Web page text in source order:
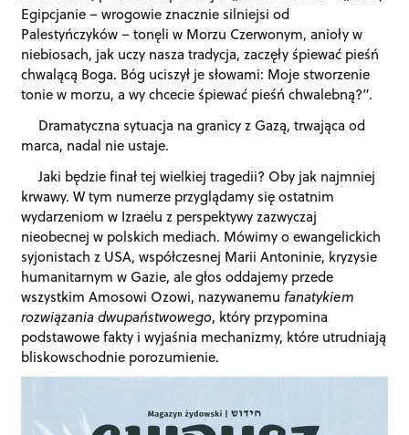
Egipcjanie – wrogowie znacznie silniejsi od
Palestyńczyków – tonęli w Morzu Czerwonym, anioły w
niebiosach, jak uczy nasza tradycja, zaczęły śpiewać pieśń
chwalącą Boga. Bóg uciszył je słowami: Moje stworzenie
tonie w morzu, a wy chcecie śpiewać pieśń chwalebną?”.
Dramatyczna sytuacja na granicy z Gazą, trwająca od
marca, nadal nie ustaje.
Jaki będzie finał tej wielkiej tragedii? Oby jak najmniej
krwawy. W tym numerze przyglądamy się ostatnim
wydarzeniom w Izraelu z perspektywy zazwyczaj
nieobecnej w polskich mediach. Mówimy o ewangelickich
syjonistach z USA, współczesnej Marii Antoninie, kryzysie
humanitarnym w Gazie, ale głos oddajemy przede
wszystkim Amosowi Ozowi, nazywanemu fanatykiem
rozwiązania dwupaństwowego, który przypomina
podstawowe fakty i wyjaśnia mechanizmy, które utrudniają
bliskowschodnie porozumienie.